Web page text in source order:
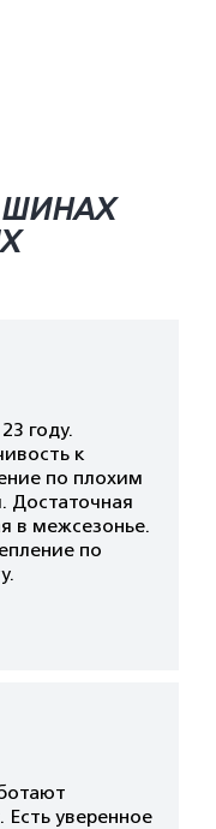
ШИНАХ
году.
к
по плохим
Достаточная
в межсезонье.
по
Есть уверенное